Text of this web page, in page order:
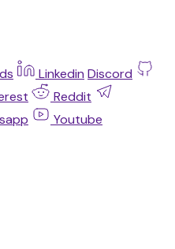
Linkedin Discord
Reddit
Youtube